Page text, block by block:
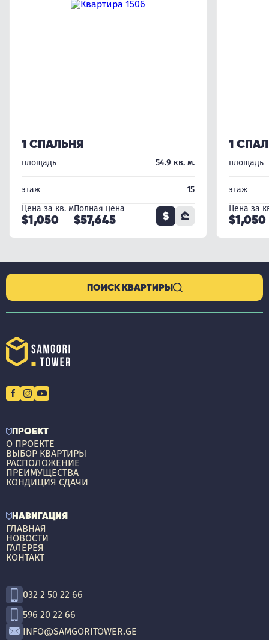
1 СПАЛЬНЯ
площадь 54.9 кв. м.
этаж
15
Цена за кв. м
$1,050
Полная цена
$57,645 $ ₾
1
площадь
этаж
Цена за
$1,050
ПОИСК КВАРТИРЫ
ПРОЕКТ
О ПРОЕКТЕ
ВЫБОР КВАРТИРЫ
РАСПОЛОЖЕНИЕ
ПРЕИМУЩЕСТВА
КОНДИЦИЯ СДАЧИ
НАВИГАЦИЯ
ГЛАВНАЯ
НОВОСТИ
ГАЛЕРЕЯ
КОНТАКТ
032 2 50 22 66
596 20 22 66
INFO@SAMGORITOWER.GE